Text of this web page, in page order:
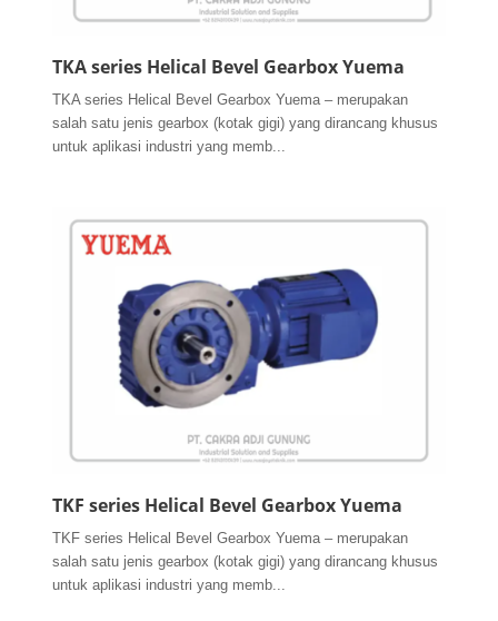
TKA series Helical Bevel Gearbox Yuema
TKA series Helical Bevel Gearbox Yuema – merupakan
salah satu jenis gearbox (kotak gigi) yang dirancang khusus
untuk aplikasi industri yang memb...
TKF series Helical Bevel Gearbox Yuema
TKF series Helical Bevel Gearbox Yuema – merupakan
salah satu jenis gearbox (kotak gigi) yang dirancang khusus
untuk aplikasi industri yang memb...